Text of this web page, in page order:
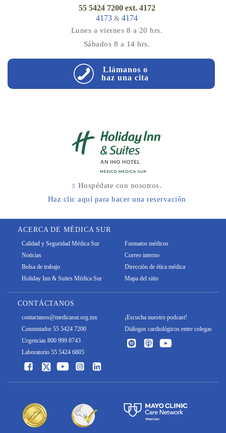
55 5424 7200 ext. 4172
4173 & 4174
Lunes a viernes 8 a 20 hrs.
Sábados 8 a 14 hrs.
Llámanos o
haz una cita
Hospédate con nosotros.
Haz clic aquí para hacer una reservación
ACERCA DE MÉDICA SUR
Calidad y Seguridad Médica Sur
Noticias
Bolsa de trabajo
Holiday Inn & Suites Médica Sur
Formatos médicos
Correo interno
Dirección de ética médica
Mapa del sitio
CONTÁCTANOS
contactanos@medicasur.org.mx
Conmutador 55 5424 7200
Urgencias 800 999 8743
Laboratorio 55 5424 6805
¡Escucha nuestro podcast!
Diálogos cardiológicos entre colegas